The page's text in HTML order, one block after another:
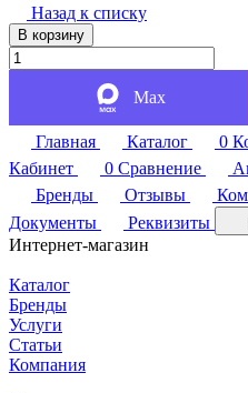
Назад к списку
В корзину
Max
Главная Каталог 0
Кабинет
0 Сравнение
Бренды
Отзывы
Документы
Реквизиты
Интернет-магазин
Каталог
Бренды
Услуги
Статьи
Компания